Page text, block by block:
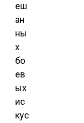
еш
ан
ны
х
бо
ев
ых
ис
кус